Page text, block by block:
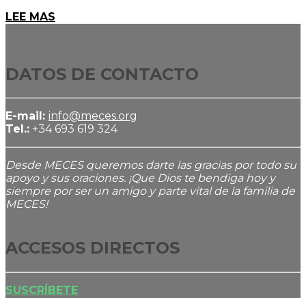
LEE MAS
DATOS DE CONTACTO
E-mail: info@meces.org
Tel.: +34 693 619 324
Desde MECES queremos darte las gracias por todo su
apoyo y sus oraciones. ¡Que Dios te bendiga hoy y
siempre por ser un amigo y parte vital de la familia de
MECES!
ACCESOS DIRECTOS
SUSCRÍBETE